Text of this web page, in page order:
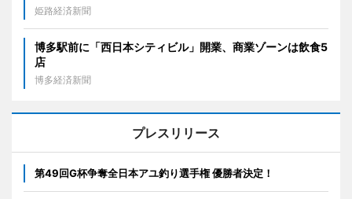
姫路経済新聞
博多駅前に「西日本シティビル」開業、商業ゾーンは飲食5
店
博多経済新聞
プレスリリース
第49回G杯争奪全日本アユ釣り選手権 優勝者決定！